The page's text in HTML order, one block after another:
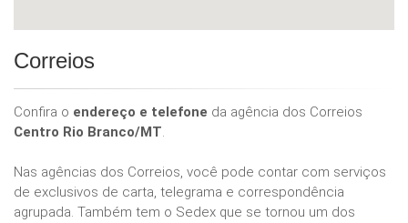
Correios
Confira o endereço e telefone da agência dos Correios
Centro Rio Branco/MT.
Nas agências dos Correios, você pode contar com serviços
de exclusivos de carta, telegrama e correspondência
agrupada. Também tem o Sedex que se tornou um dos